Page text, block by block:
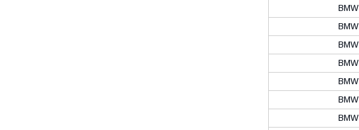
BMW
BMW
BMW
BMW
BMW
BMW
BMW